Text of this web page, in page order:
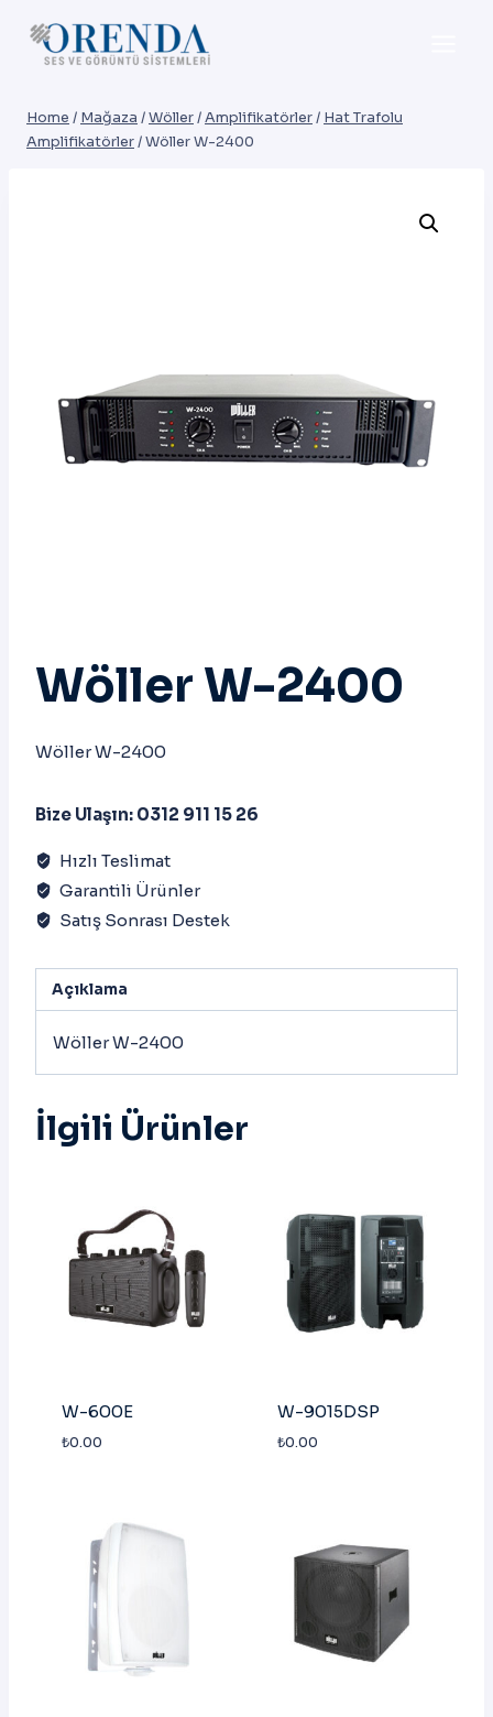
Home / Mağaza /Wöller/Amplifikatörler/ Hat Trafolu
Amplifikatörler/Wöller W-2400
Wöller W-2400
Wöller W-2400
Bize Ulaşın: 0312 911 15 26
Hızlı Teslimat
Garantili Ürünler
Satış Sonrası Destek
Açıklama
Wöller W-2400
İlgili Ürünler
W-600E
₺0.00
W-9015DSP
₺0.00